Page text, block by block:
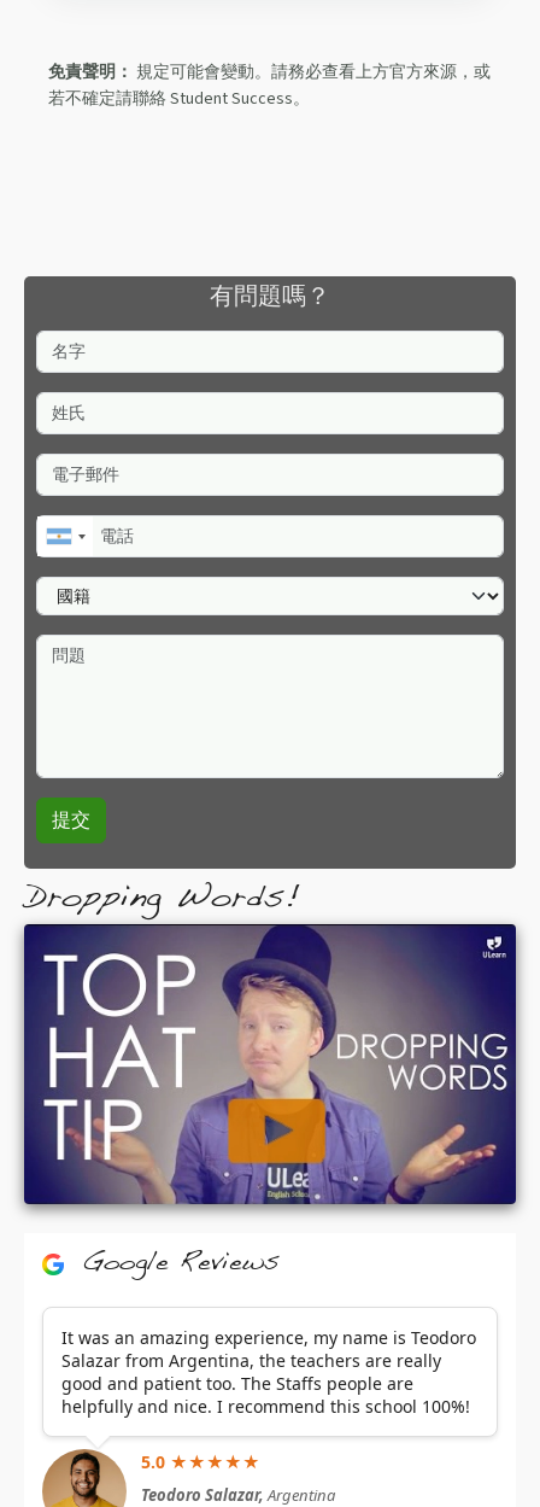
免責聲明： 規定可能會變動。請務必查看上方官方來源，或
若不確定請聯絡 Student Success。
有問題嗎？
名字
姓氏
電子郵件
電話
國籍
問題
Dropping Words!
Google Reviews
It was an amazing experience, my name is Teodoro
Salazar from Argentina, the teachers are really
good and patient too. The Staffs people are
helpfully and nice. I recommend this school 100%!
5.0 ★★★★★
Teodoro Salazar,Argentina